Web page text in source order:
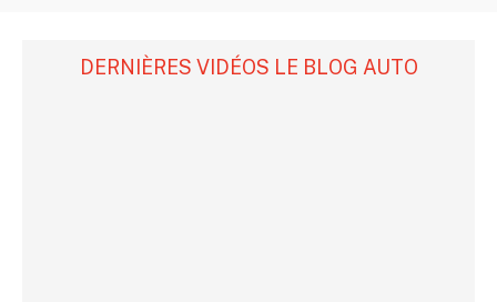
DERNIÈRES VIDÉOS LE BLOG AUTO